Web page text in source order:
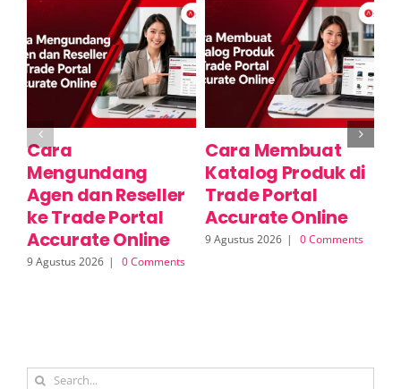
Cara
Mengundang
Agen dan Reseller
ke Trade Portal
Accurate Online
9 Agustus 2026 | 0 Comments
Cara Membuat
Katalog Produk di
Trade Portal
Accurate Online
9 Agustus 2026 | 0 Comments
Search